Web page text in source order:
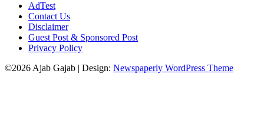
AdTest
Contact Us
Disclaimer
Guest Post & Sponsored Post
Privacy Policy
©2026 Ajab Gajab | Design: Newspaperly WordPress Theme